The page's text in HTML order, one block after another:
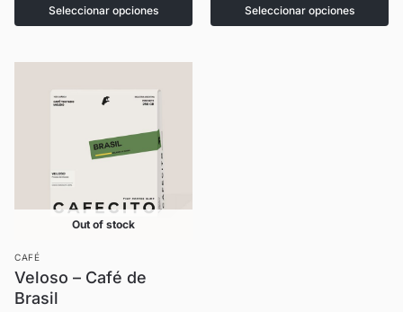
Seleccionar opciones Seleccionar opciones
Out of stock
CAFÉ
Veloso – Café de
Brasil